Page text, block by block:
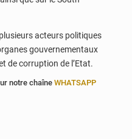
acteurs politiques
gouvernementaux
de corruption de l’Etat.
notre chaîne WHATSAPP